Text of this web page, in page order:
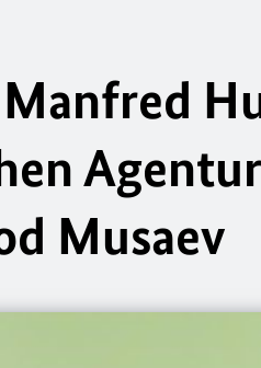
Musaev